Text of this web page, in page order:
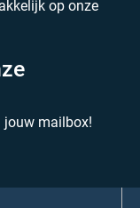
op onze
jouw mailbox!